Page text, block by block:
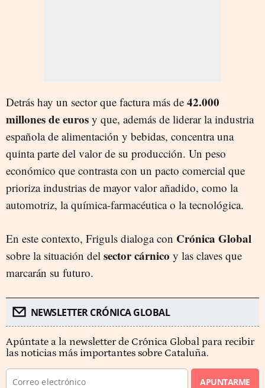
Detrás hay un sector que factura más de 42.000
millones de euros y que, además de liderar la industria
española de alimentación y bebidas, concentra una
quinta parte del valor de su producción. Un peso
económico que contrasta con un pacto comercial que
prioriza industrias de mayor valor añadido, como la
automotriz, la química-farmacéutica o la tecnológica.
En este contexto, Friguls dialoga con Crónica Global
sobre la situación del sector cárnico y las claves que
marcarán su futuro.
NEWSLETTER CRÓNICA GLOBAL
Apúntate a la newsletter de Crónica Global para recibir
las noticias más importantes sobre Cataluña.
APUNTARME